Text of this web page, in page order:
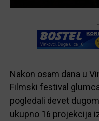
Nakon osam dana u
Filmski festival
pogledali devet
ukupno 16 projekcija